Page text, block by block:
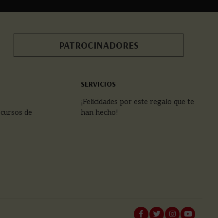
PATROCINADORES
de
SERVICIOS
¡Felicidades por este regalo que te
han hecho!